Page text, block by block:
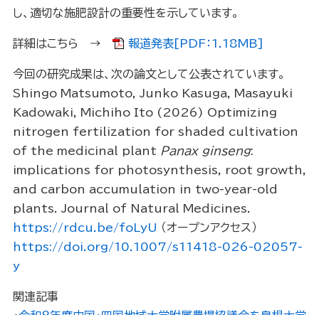
し、適切な施肥設計の重要性を示しています。
詳細はこちら → 報道発表[PDF：1.18MB]
今回の研究成果は、次の論文として公表されています。
Shingo Matsumoto, Junko Kasuga, Masayuki
Kadowaki, Michiho Ito (2026) Optimizing
nitrogen fertilization for shaded cultivation
of the medicinal plant Panax ginseng:
implications for photosynthesis, root growth,
and carbon accumulation in two-year-old
plants. Journal of Natural Medicines.
https://rdcu.be/foLyU （オープンアクセス）
https://doi.org/10.1007/s11418-026-02057-
y
関連記事